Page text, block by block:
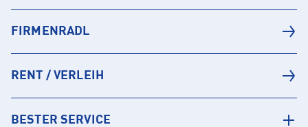
FIRMENRADL
RENT / VERLEIH
BESTER SERVICE